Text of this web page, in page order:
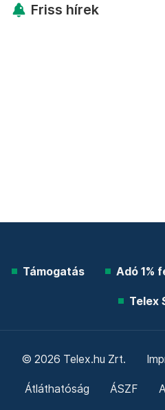
Friss hírek
Támogatás Adó 1%
Telex
© 2026 Telex.hu Zrt.
Átláthatóság ÁSZF